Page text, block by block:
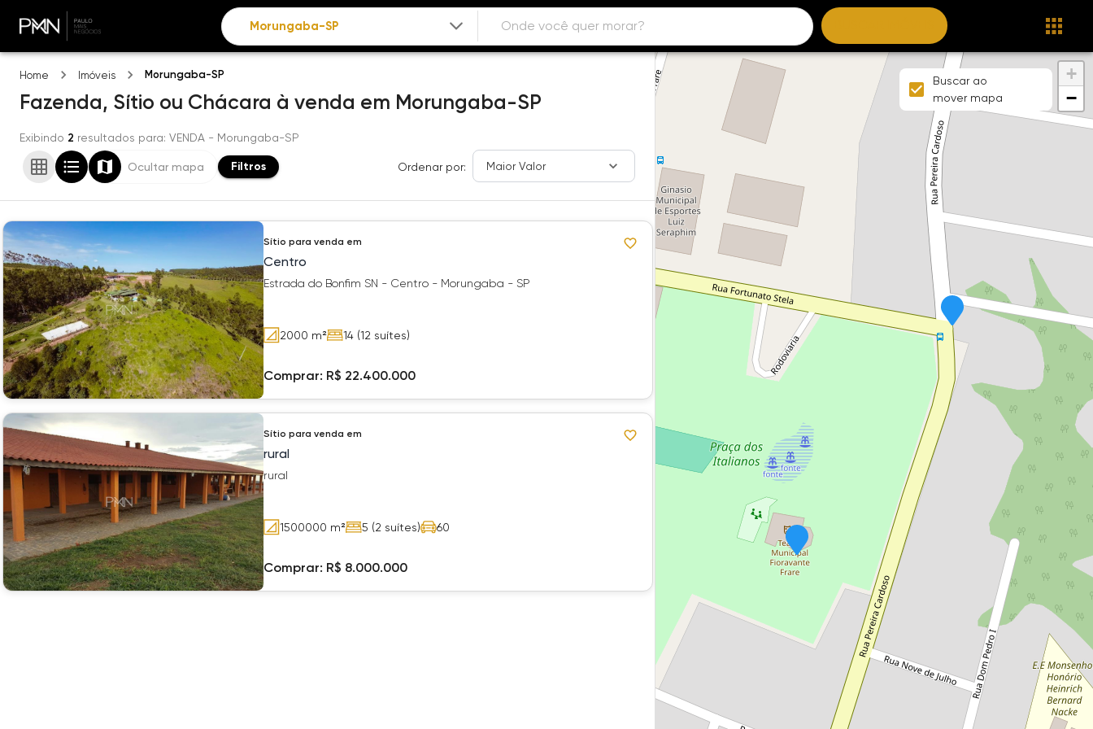
Home Imóveis Morungaba-SP
Fazenda, Sítio ou Chácara à venda em Morungaba-SP
Exibindo 2 resultados para: VENDA - Morungaba-SP
Ocultar mapa Filtros Ordenar por: Maior Valor
Sítio para venda em
Centro
Estrada do Bonfim SN - Centro - Morungaba - SP
2000 m² 14(12 suítes)
Comprar: R$ 22.400.000
Sítio para venda em
rural
rural
1500000 m² 5 (2 suítes) 60
Comprar: R$ 8.000.000
+
−
Buscar ao
mover mapa